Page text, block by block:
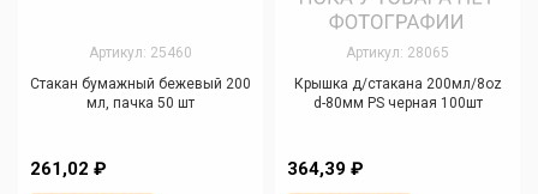
Артикул: 25460
Стакан бумажный бежевый 200
мл, пачка 50 шт
261,02 ₽
Артикул: 28065
Крышка д/стакана 200мл/8oz
d-80мм PS черная 100шт
364,39 ₽